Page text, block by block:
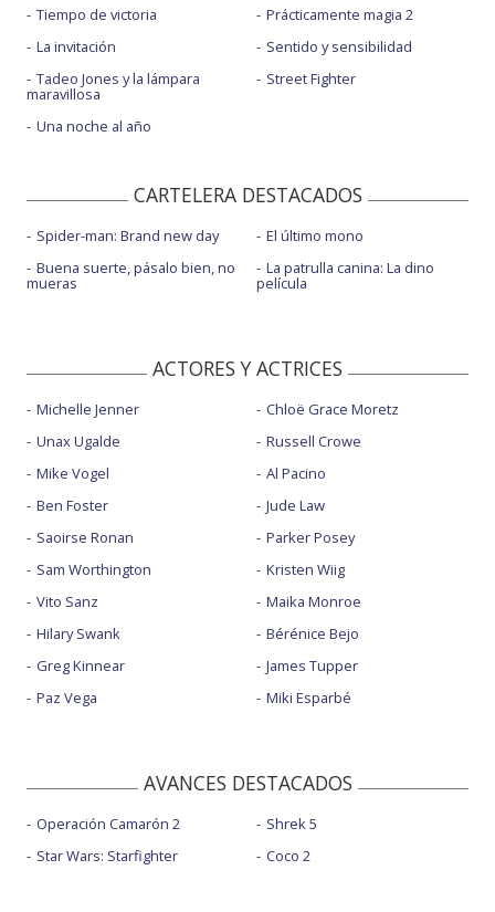
Tiempo de victoria
La invitación
Tadeo Jones y la lámpara
maravillosa
Una noche al año
Prácticamente magia 2
Sentido y sensibilidad
Street Fighter
CARTELERA DESTACADOS
Spider-man: Brand new day
Buena suerte, pásalo bien, no
mueras
El último mono
La patrulla canina: La dino
película
ACTORES Y ACTRICES
Michelle Jenner
Unax Ugalde
Mike Vogel
Ben Foster
Saoirse Ronan
Sam Worthington
Vito Sanz
Hilary Swank
Greg Kinnear
Paz Vega
Chloë Grace Moretz
Russell Crowe
Al Pacino
Jude Law
Parker Posey
Kristen Wiig
Maika Monroe
Bérénice Bejo
James Tupper
Miki Esparbé
AVANCES DESTACADOS
Operación Camarón 2
Star Wars: Starfighter
Shrek 5
Coco 2